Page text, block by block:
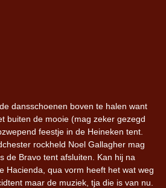
dansschoenen boven te halen want
buiten de mooie (mag zeker gezegd
feestje in de Heineken tent.
rockheld Noel Gallagher mag
de Bravo tent afsluiten. Kan hij na
Hacienda, qua vorm heeft het wat weg
maar de muziek, tja die is van nu.